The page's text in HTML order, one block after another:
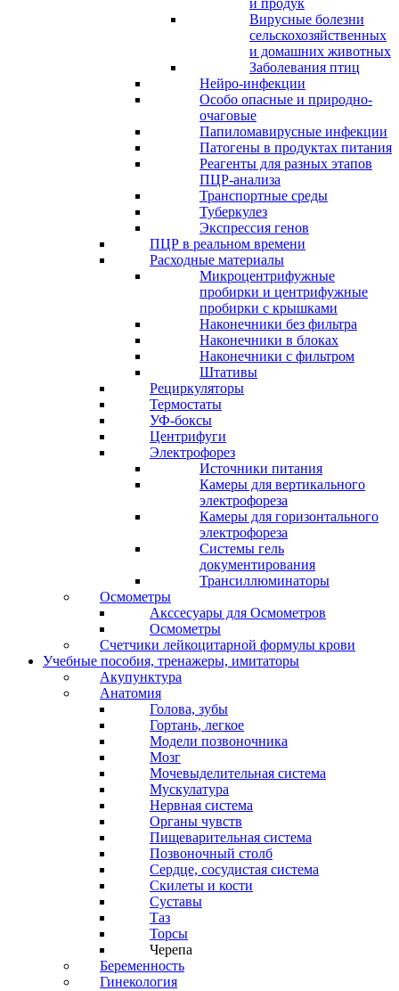
и продук
Вирусные болезни
сельскохозяйственных
и домашних животных
Заболевания птиц
Нейро-инфекции
Особо опасные и природно-
очаговые
Папиломавирусные инфекции
Патогены в продуктах питания
Реагенты для разных этапов
ПЦР-анализа
Транспортные среды
Туберкулез
Экспрессия генов
ПЦР в реальном времени
Расходные материалы
Микроцентрифужные
пробирки и центрифужные
пробирки с крышками
Наконечники без фильтра
Наконечники в блоках
Наконечники с фильтром
Штативы
Рециркуляторы
Термостаты
УФ-боксы
Центрифуги
Электрофорез
Источники питания
Камеры для вертикального
электрофореза
Камеры для горизонтального
электрофореза
Системы гель
документирования
Трансиллюминаторы
Осмометры
Акссесуары для Осмометров
Осмометры
Счетчики лейкоцитарной формулы крови
Учебные пособия, тренажеры, имитаторы
Акупунктура
Анатомия
Голова, зубы
Гортань, легкое
Модели позвоночника
Мозг
Мочевыделительная система
Мускулатура
Нервная система
Органы чувств
Пищеварительная система
Позвоночный столб
Сердце, сосудистая система
Скилеты и кости
Суставы
Таз
Торсы
Черепа
Беременность
Гинекология